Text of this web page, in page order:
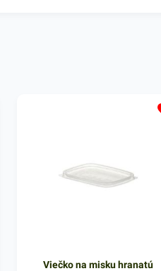
Viečko na misku hranatú